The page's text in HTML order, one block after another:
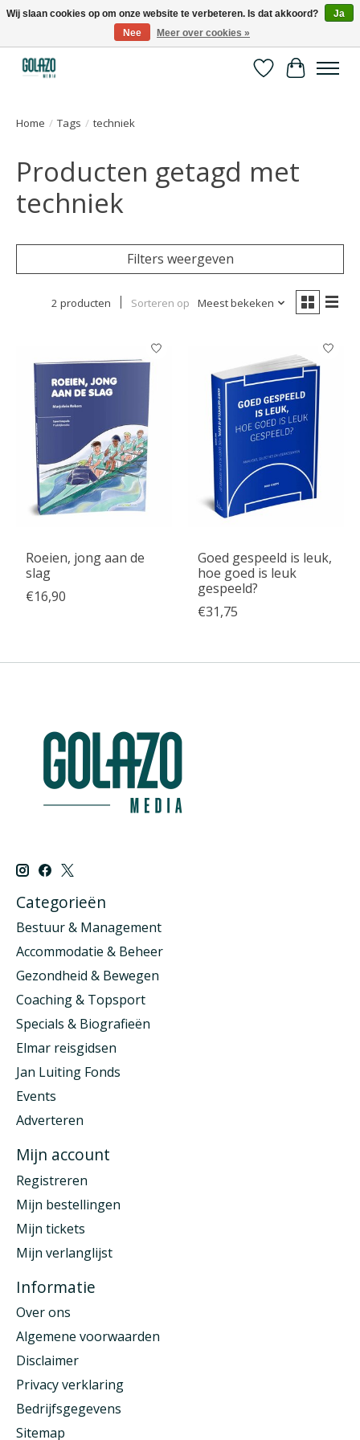
Kennispartner in sport, bewegen en gezondheid
Verlanglijst
Home / Tags / techniek
Producten getagd met
techniek
Filters weergeven
2 producten Sorteren op Meest bekeken
Roeien, jong aan de
slag
€16,90
Goed gespeeld is leuk,
hoe goed is leuk
gespeeld?
€31,75
Categorieën
Bestuur & Management
Accommodatie & Beheer
Gezondheid & Bewegen
Coaching & Topsport
Specials & Biografieën
Elmar reisgidsen
Jan Luiting Fonds
Events
Adverteren
Mijn account
Registreren
Mijn bestellingen
Mijn tickets
Mijn verlanglijst
Informatie
Over ons
Algemene voorwaarden
Disclaimer
Privacy verklaring
Bedrijfsgegevens
Sitemap
Wij slaan cookies op om onze website te verbeteren. Is dat akkoord?
Ja
Nee
Meer over cookies »